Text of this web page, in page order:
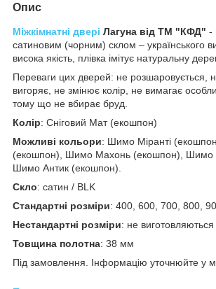
Опис
Міжкімнатні двері Лагуна від ТМ "КФД" -
сатиновим (чорним) склом – українського
висока якість, плівка імітує натуральну
Переваги цих дверей: не розшаровується,
вигоряє, не змінює колір, не вимагає
тому що не вбирає бруд.
Колір: Сніговий Мат (екошпон)
Можливі кольори: Шимо Міранті
(екошпон), Шимо Махонь (екошпон), Шимо
Шимо Антик (екошпон).
Скло: сатин / BLK
Стандартні розміри: 400, 600, 700, 800,
Нестандартні розміри: не виготовляються
Товщина полотна: 38 мм
Під замовлення. Інформацію уточнюйте у